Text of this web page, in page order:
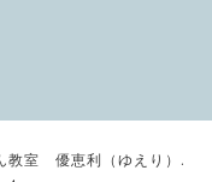
教室 優恵利（ゆえり） .